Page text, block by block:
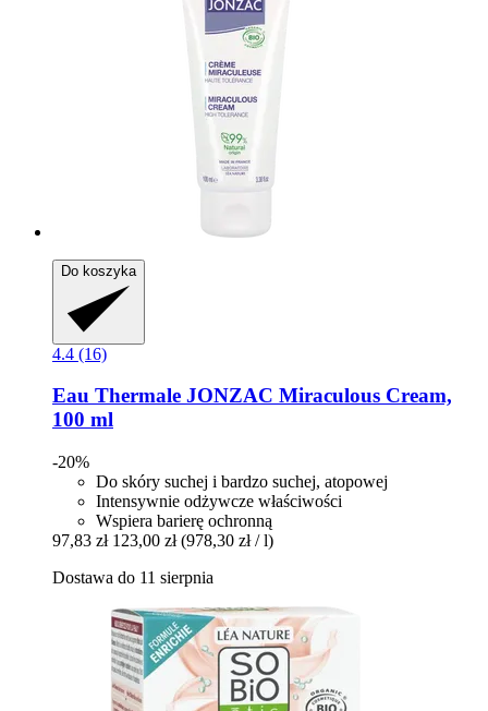
Do koszyka
4.4 (16)
Eau Thermale JONZAC Miraculous Cream,
100 ml
-20%
Do skóry suchej i bardzo suchej, atopowej
Intensywnie odżywcze właściwości
Wspiera barierę ochronną
97,83 zł 123,00 zł (978,30 zł / l)
Dostawa do 11 sierpnia